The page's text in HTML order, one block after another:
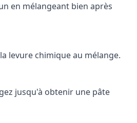
en mélangeant bien après
levure chimique au mélange.
jusqu'à obtenir une pâte